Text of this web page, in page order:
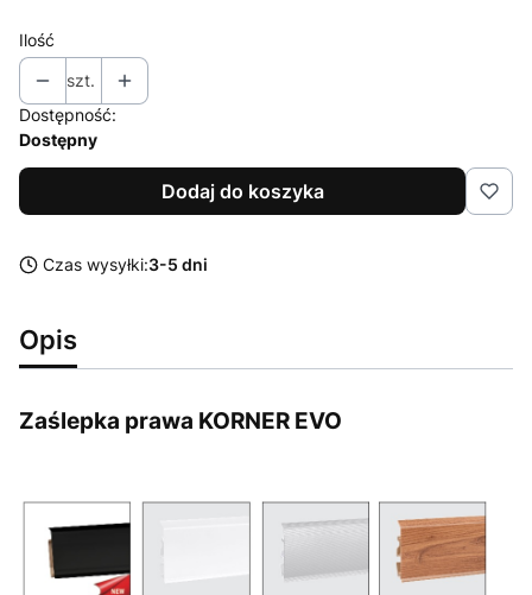
Ilość
szt.
Dostępność:
Dostępny
Dodaj do koszyka
Czas wysyłki:3-5 dni
Opis
Zaślepka prawa KORNER EVO